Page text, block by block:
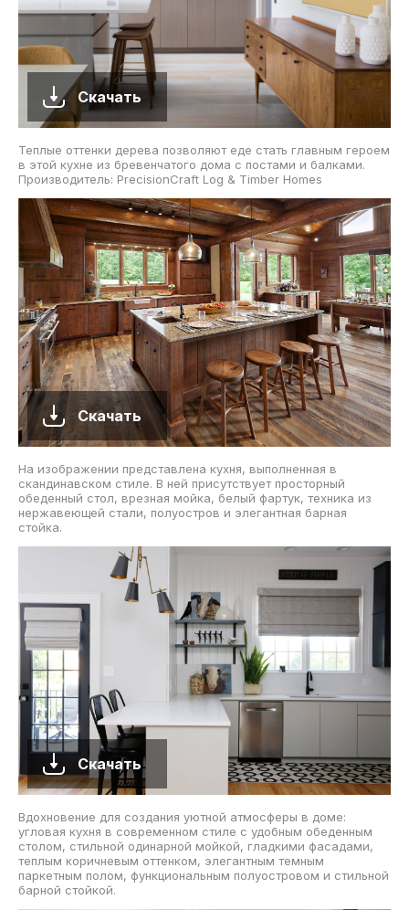
Скачать
Теплые оттенки дерева позволяют еде стать главным героем
в этой кухне из бревенчатого дома с постами и балками.
Производитель: PrecisionCraft Log & Timber Homes
Скачать
На изображении представлена кухня, выполненная в
скандинавском стиле. В ней присутствует просторный
обеденный стол, врезная мойка, белый фартук, техника из
нержавеющей стали, полуостров и элегантная барная
стойка.
Скачать
Вдохновение для создания уютной атмосферы в доме:
угловая кухня в современном стиле с удобным обеденным
столом, стильной одинарной мойкой, гладкими фасадами,
теплым коричневым оттенком, элегантным темным
паркетным полом, функциональным полуостровом и стильной
барной стойкой.